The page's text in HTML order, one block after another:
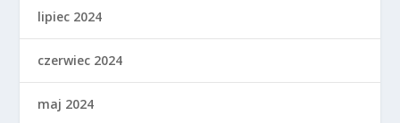
lipiec 2024
czerwiec 2024
maj 2024